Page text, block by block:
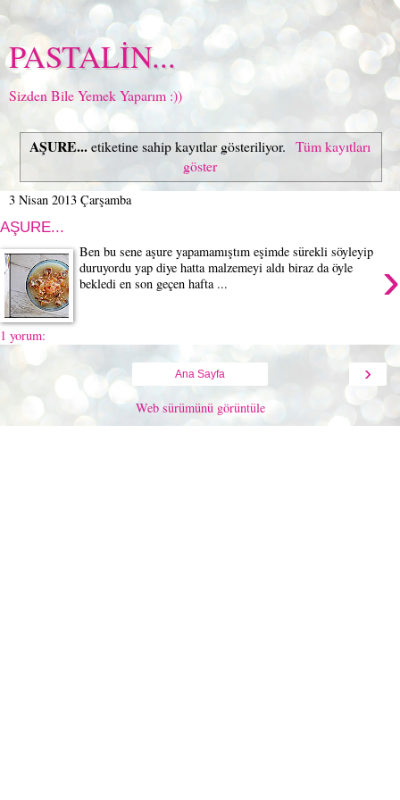
PASTALİN...
Sizden Bile Yemek Yaparım :))
AŞURE...etiketine sahip kayıtlar gösteriliyor. Tüm kayıtları
göster
3 Nisan 2013 Çarşamba
AŞURE...
›
Ben bu sene aşure yapamamıştım eşimde sürekli söyleyip
duruyordu yap diye hatta malzemeyi aldı biraz da öyle
bekledi en son geçen hafta ...
1 yorum:
›
Ana Sayfa
Web sürümünü görüntüle